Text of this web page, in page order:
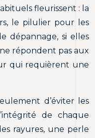
fleurissent : la
le pilulier pour les
dépannage, si elles
répondent pas aux
qui requièrent une
d’éviter les
de chaque
rayures, une perle